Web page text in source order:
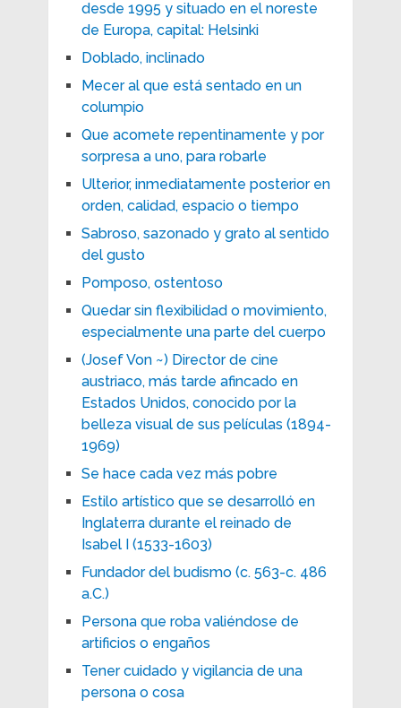
desde 1995 y situado en el noreste
de Europa, capital: Helsinki
Doblado, inclinado
Mecer al que está sentado en un
columpio
Que acomete repentinamente y por
sorpresa a uno, para robarle
Ulterior, inmediatamente posterior en
orden, calidad, espacio o tiempo
Sabroso, sazonado y grato al sentido
del gusto
Pomposo, ostentoso
Quedar sin flexibilidad o movimiento,
especialmente una parte del cuerpo
(Josef Von ~) Director de cine
austriaco, más tarde afincado en
Estados Unidos, conocido por la
belleza visual de sus películas (1894-
1969)
Se hace cada vez más pobre
Estilo artístico que se desarrolló en
Inglaterra durante el reinado de
Isabel I (1533-1603)
Fundador del budismo (c. 563-c. 486
a.C.)
Persona que roba valiéndose de
artificios o engaños
Tener cuidado y vigilancia de una
persona o cosa